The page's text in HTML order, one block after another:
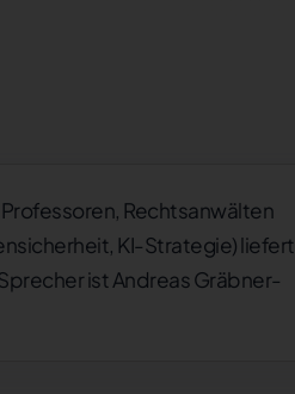
Rechtsanwälten
KI-Strategie) liefert
ist Andreas Gräbner-